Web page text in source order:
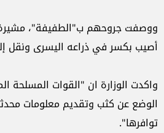
ووصفت جروحهم ب"الطفيفة"، مشيرة
أصيب بكسر في ذراعه اليسرى
واكدت الوزارة ان "القوات المسلحة
الوضع عن كثب وتقديم معلومات
توافرها".